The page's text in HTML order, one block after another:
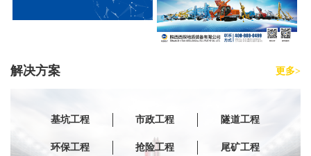
解决方案 更多>
基坑工程 市政工程 隧道工程
环保工程 抢险工程 尾矿工程